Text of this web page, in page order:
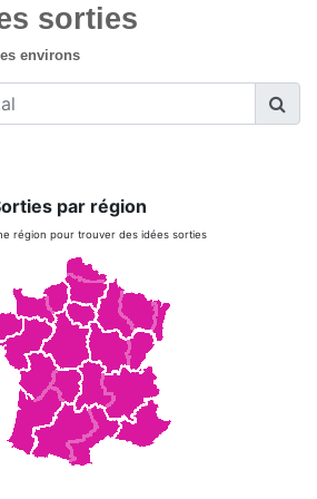
sorties
environs
par région
région pour trouver des idées sorties